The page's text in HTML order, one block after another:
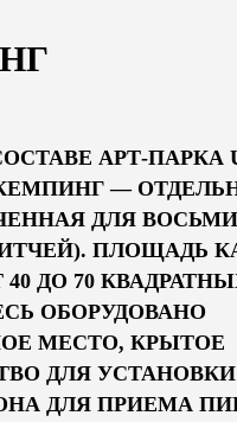
АРТ-ПАРКА
—
ДЛЯ ВОСЬМИ
ПЛОЩАДЬ
ДО 70
ОБОРУДОВАНО
МЕСТО, КРЫТОЕ
ДЛЯ УСТАНОВКИ
ДЛЯ ПРИЕМА